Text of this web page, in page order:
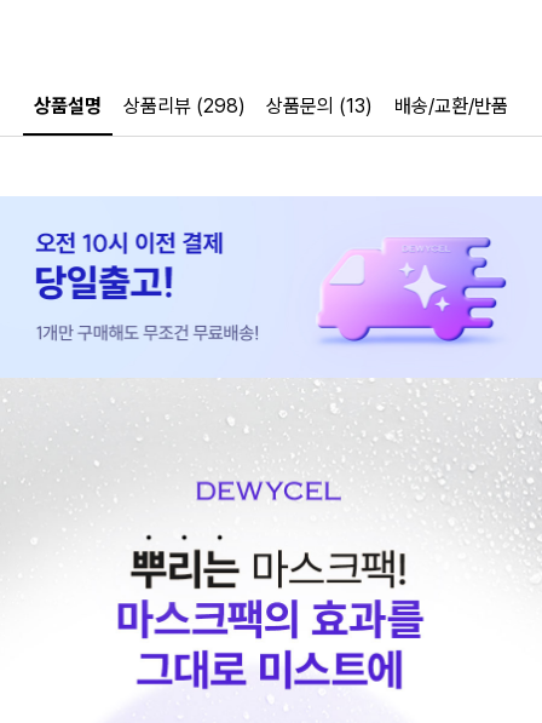
상품설명 상품리뷰 (298) 상품문의 (13) 배송/교환/반품